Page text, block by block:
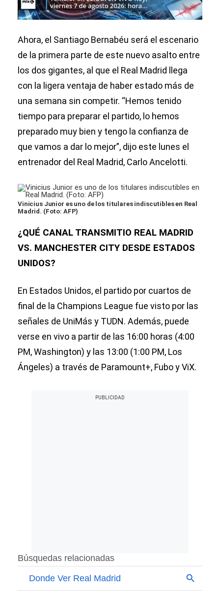
Ahora, el Santiago Bernabéu será el escenario
de la primera parte de este nuevo asalto entre
los dos gigantes, al que el Real Madrid llega
con la ligera ventaja de haber estado más de
una semana sin competir. “Hemos tenido
tiempo para preparar el partido, lo hemos
preparado muy bien y tengo la confianza de
que vamos a dar lo mejor”, dijo este lunes el
entrenador del Real Madrid, Carlo Ancelotti.
Vinicius Junior es uno de los titulares indiscutibles en Real
Madrid. (Foto: AFP)
¿QUÉ CANAL TRANSMITIO REAL MADRID
VS. MANCHESTER CITY DESDE ESTADOS
UNIDOS?
En Estados Unidos, el partido por cuartos de
final de la Champions League fue visto por las
señales de UniMás y TUDN. Además, puede
verse en vivo a partir de las 16:00 horas (4:00
PM, Washington) y las 13:00 (1:00 PM, Los
Ángeles) a través de Paramount+, Fubo y ViX.